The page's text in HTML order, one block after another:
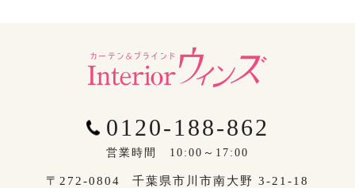
0120-188-862
営業時間 10:00～17:00
〒272-0804 千葉県市川市南大野 3-21-18